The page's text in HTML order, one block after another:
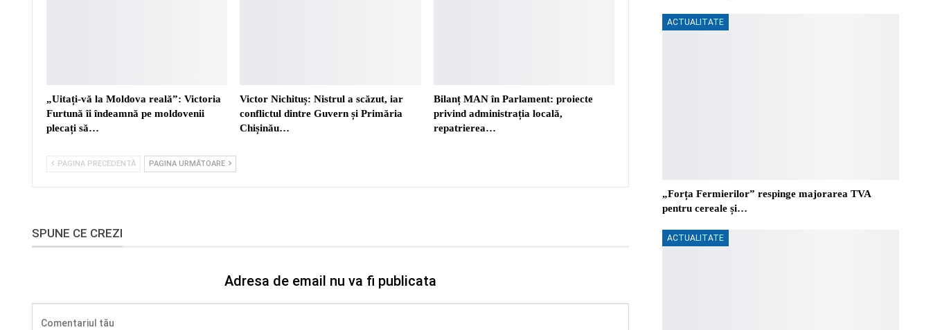
„Uitați-vă la Moldova reală”: Victoria
Furtună îi îndeamnă pe moldovenii
plecați să…
Victor Nichituș: Nistrul a scăzut, iar
conflictul dintre Guvern și Primăria
Chișinău…
Bilanț MAN în Parlament: proiecte
privind administrația locală,
repatrierea…
PAGINA PRECEDENTĂ PAGINA URMĂTOARE
SPUNE CE CREZI
Adresa de email nu va fi publicata
ACTUALITATE
„Forța Fermierilor” respinge majorarea TVA
pentru cereale și…
ACTUALITATE